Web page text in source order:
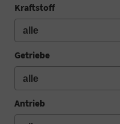
Kraftstoff
Getriebe
Antrieb